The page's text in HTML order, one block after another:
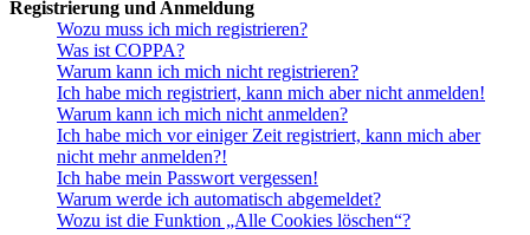
Registrierung und Anmeldung
Wozu muss ich mich registrieren?
Was ist COPPA?
Warum kann ich mich nicht registrieren?
Ich habe mich registriert, kann mich aber nicht anmelden!
Warum kann ich mich nicht anmelden?
Ich habe mich vor einiger Zeit registriert, kann mich aber
nicht mehr anmelden?!
Ich habe mein Passwort vergessen!
Warum werde ich automatisch abgemeldet?
Wozu ist die Funktion „Alle Cookies löschen“?